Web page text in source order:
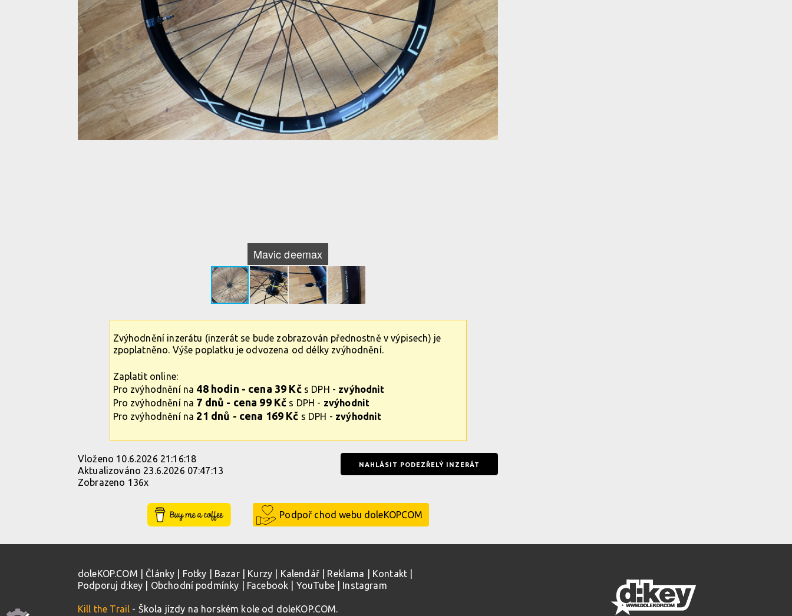
Mavic deemax
Zvýhodnění inzerátu (inzerát se bude zobrazován přednostně v výpisech) je
zpoplatněno. Výše poplatku je odvozena od délky zvýhodnění.
Zaplatit online:
Pro zvýhodnění na 48 hodin - cena 39 Kčs DPH - zvýhodnit
Pro zvýhodnění na 7 dnů - cena 99 Kč s DPH - zvýhodnit
Pro zvýhodnění na21 dnů - cena 169 Kč s DPH - zvýhodnit
NAHLÁSIT PODEZŘELÝ INZERÁT
Vloženo 10.6.2026 21:16:18
Aktualizováno 23.6.2026 07:47:13
Zobrazeno 136x
Buy Me a Coffee Podpoř chod webu doleKOPCOM
doleKOP.COM Články Fotky Bazar| Kurzy Kalendář| Reklama Kontakt
Podporuj d:key
Obchodní podmínky Facebook YouTube| Instagram
Kill the Trail - Škola jízdy na horském kole od doleKOP.COM.